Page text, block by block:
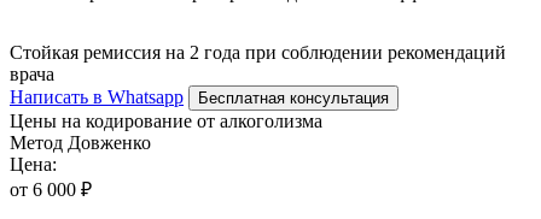
Стойкая ремиссия на 2 года при соблюдении рекомендаций
врача
Написать в Whatsapp
Бесплатная консультация
Цены на кодирование от алкоголизма
Метод Довженко
Цена:
от 6 000 ₽